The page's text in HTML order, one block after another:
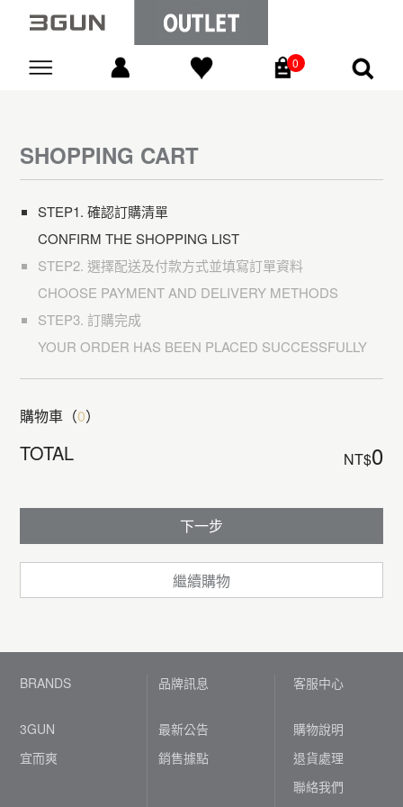
0
SHOPPING CART
STEP1. 確認訂購清單
CONFIRM THE SHOPPING LIST
STEP2. 選擇配送及付款方式並填寫訂單資料
CHOOSE PAYMENT AND DELIVERY METHODS
STEP3. 訂購完成
YOUR ORDER HAS BEEN PLACED SUCCESSFULLY
購物車（0）
TOTAL NT$0
下一步
繼續購物
BRANDS
3GUN
宜而爽
品牌訊息
最新公告
銷售據點
客服中心
購物說明
退貨處理
聯絡我們